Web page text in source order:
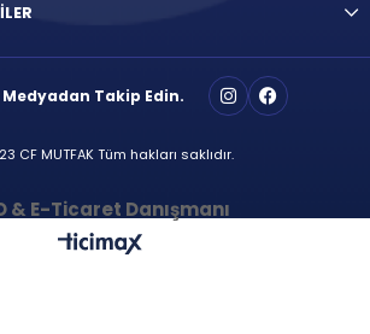
Medyadan Takip Edin.
CF MUTFAK Tüm hakları saklıdır.
& E-Ticaret Danışmanı